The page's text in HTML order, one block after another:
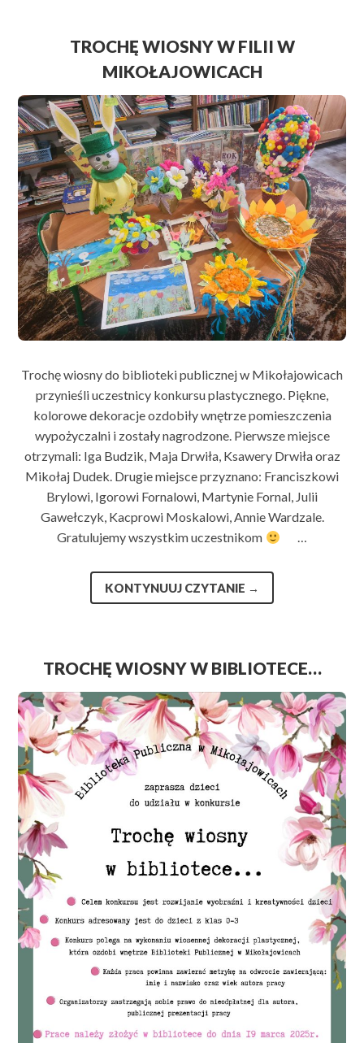
TROCHĘ WIOSNY W FILII W
MIKOŁAJOWICACH
Trochę wiosny do biblioteki publicznej w Mikołajowicach
przynieśli uczestnicy konkursu plastycznego. Piękne,
kolorowe dekoracje ozdobiły wnętrze pomieszczenia
wypożyczalni i zostały nagrodzone. Pierwsze miejsce
otrzymali: Iga Budzik, Maja Drwiła, Ksawery Drwiła oraz
Mikołaj Dudek. Drugie miejsce przyznano: Franciszkowi
Brylowi, Igorowi Fornalowi, Martynie Fornal, Julii
Gawełczyk, Kacprowi Moskalowi, Annie Wardzale.
Gratulujemy wszystkim uczestnikom
…
KONTYNUUJ CZYTANIE →
TROCHĘ WIOSNY W BIBLIOTECE…